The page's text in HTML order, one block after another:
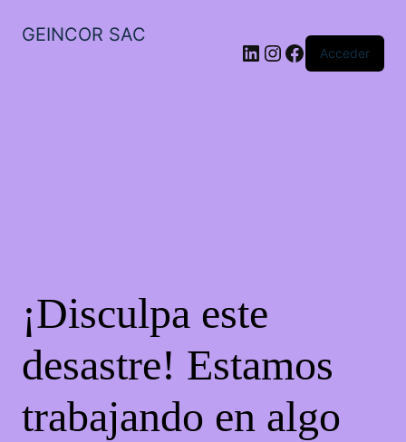
GEINCOR SAC
LinkedIn
Instagram
Facebook
Acceder
¡Disculpa este
desastre! Estamos
trabajando en algo